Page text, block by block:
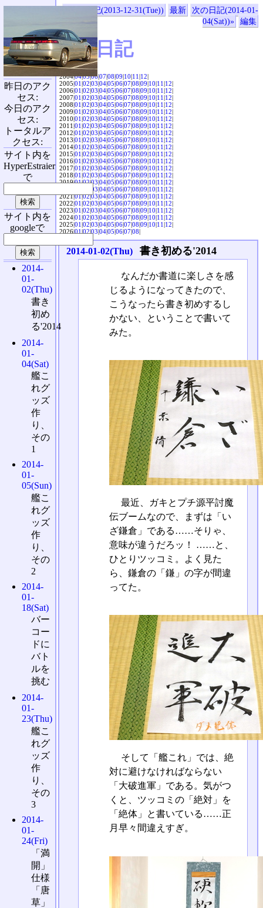
«前の日記(2013-12-31(Tue)) 最新
次の日記(2014-01-
04(Sat))»
編集
SVX日記
2004|04|05|06|07|08|09|10|11|12|
2005|01|02|03|04|05|06|07|08|09|10|11|12|
2006|01|02|03|04|05|06|07|08|09|10|11|12|
2007|01|02|03|04|05|06|07|08|09|10|11|12|
2008|01|02|03|04|05|06|07|08|09|10|11|12|
2009|01|02|03|04|05|06|07|08|09|10|11|12|
2010|01|02|03|04|05|06|07|08|09|10|11|12|
2011|01|02|03|04|05|06|07|08|09|10|11|12|
2012|01|02|03|04|05|06|07|08|09|10|11|12|
2013|01|02|03|04|05|06|07|08|09|10|11|12|
2014|01|02|03|04|05|06|07|08|09|10|11|12|
2015|01|02|03|04|05|06|07|08|09|10|11|12|
2016|01|02|03|04|05|06|07|08|09|10|11|12|
2017|01|02|03|04|05|06|07|08|09|10|11|12|
2018|01|02|03|04|05|06|07|08|09|10|11|12|
2019|01|02|03|04|05|06|07|08|09|10|11|12|
03|04|05|06|07|08|09|10|11|12|
2021|01|02|03|04|05|06|07|08|09|10|11|12|
2022|01|02|03|04|05|06|07|08|09|10|11|12|
2023|01|02|03|04|05|06|07|08|09|10|11|12|
2024|01|02|03|04|05|06|07|08|09|10|11|12|
2025|01|02|03|04|05|06|07|08|09|10|11|12|
2026|01|02|03|04|05|06|07|08|
2014-01-02(Thu) 書き初める'2014
なんだか書道に楽しさを感
じるようになってきたので、
こうなったら書き初めするし
かない、ということで書いて
みた。
最近、ガキとプチ源平討魔
伝ブームなので、まずは「い
ざ鎌倉」である……そりゃ、
意味が違うだろッ！ ……と、
ひとりツッコミ。よく見た
ら、鎌倉の「鎌」の字が間違
ってた。
そして「艦これ」では、絶
対に避けなければならない
「大破進軍」である。気がつ
くと、ツッコミの「絶対」を
「絶体」と書いている……正
月早々間違えすぎ。
昨日のアク
セス:
今日のアク
セス:
トータルア
クセス:
サイト内を
HyperEstraier
で
サイト内を
googleで
2014-
01-
02(Thu)
書き
初め
る'2014
2014-
01-
04(Sat)
艦こ
れグ
ッズ
作
り、
その
1
2014-
01-
05(Sun)
艦こ
れグ
ッズ
作
り、
その
2
2014-
01-
18(Sat)
バー
コー
ドに
バト
ルを
挑む
2014-
01-
23(Thu)
艦こ
れグ
ッズ
作
り、
その
3
2014-
01-
24(Fri)
「満
開」
仕様
「唐
草」